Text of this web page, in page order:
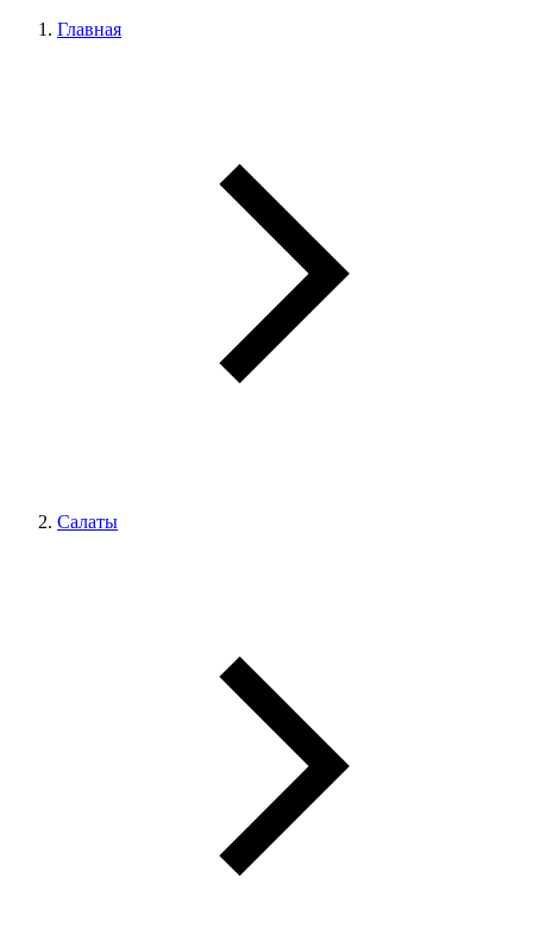
Главная
Салаты